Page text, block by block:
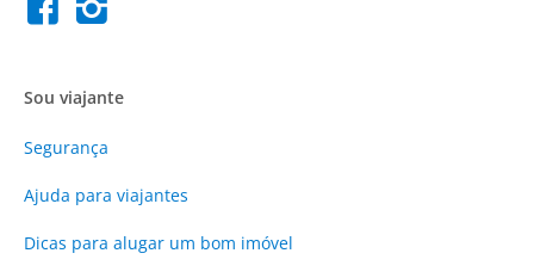
Sou viajante
Segurança
Ajuda para viajantes
Dicas para alugar um bom imóvel